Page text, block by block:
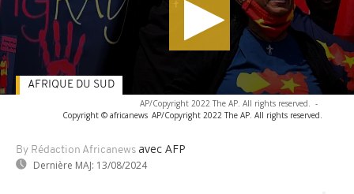
AP/Copyright 2022 The AP. All rights reserved. -
Copyright © africanews AP/Copyright 2022 The AP. All rights reserved.
By Rédaction Africanews avec AFP
Dernière MAJ: 13/08/2024
AFRIQUE DU SUD